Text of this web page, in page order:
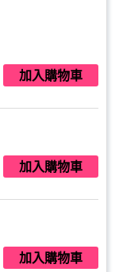
加入購物車
加入購物車
加入購物車